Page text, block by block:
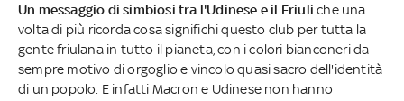
Un messaggio di simbiosi tra l'Udinese e il Friuli che una
volta di più ricorda cosa significhi questo club per tutta la
gente friulana in tutto il pianeta, con i colori bianconeri da
sempre motivo di orgoglio e vincolo quasi sacro dell'identità
di un popolo. E infatti Macron e Udinese non hanno